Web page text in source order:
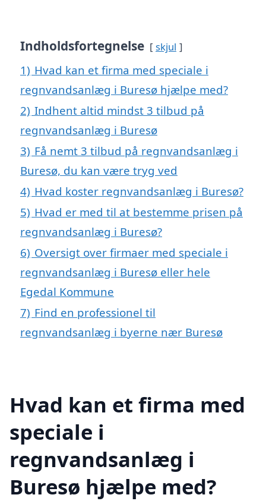
Indholdsfortegnelse skjul
1) Hvad kan et firma med speciale i
regnvandsanlæg i Buresø hjælpe med?
2) Indhent altid mindst 3 tilbud på
regnvandsanlæg i Buresø
3) Få nemt 3 tilbud på regnvandsanlæg i
Buresø, du kan være tryg ved
4) Hvad koster regnvandsanlæg i Buresø?
5) Hvad er med til at bestemme prisen på
regnvandsanlæg i Buresø?
6) Oversigt over firmaer med speciale i
regnvandsanlæg i Buresø eller hele
Egedal Kommune
7) Find en professionel til
regnvandsanlæg i byerne nær Buresø
Hvad kan et firma med
speciale i
regnvandsanlæg i
Buresø hjælpe med?